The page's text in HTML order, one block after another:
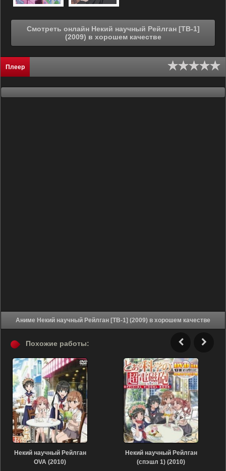
Смотреть онлайн Некий научный Рейлган [ТВ-1]
(2009) в хорошем качестве
Плеер
Аниме Некий научный Рейлган [ТВ-1] (2009) в хорошем качестве
Похожие работы:
Некий научный Рейлган
OVA (2010)
Некий научный Рейлган
(спэшл 1) (2010)